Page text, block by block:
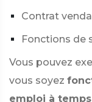
Contrat
Fonctions de
Vous pouvez
vous soyez
emploi à